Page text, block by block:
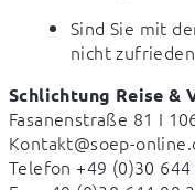
Sind Sie mit
nicht
Schlichtung Reise &
Fasanenstraße 81 I
Kontakt@soep-
Telefon +49 (0)30 644